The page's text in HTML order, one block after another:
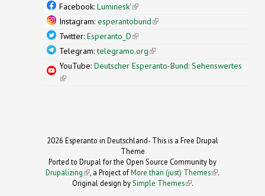
Facebook: Luminesk'(link is external)
Instagram: esperantobund(link is external)
Twitter: Esperanto_D(link is external)
Telegram:telegramo.org(link is external)
YouTube: Deutscher Esperanto-Bund: Sehenswertes
(link is external)
2026 Esperanto in Deutschland- This is a Free Drupal
Theme
Ported to Drupal for the Open Source Community by
Drupalizing(link is external)
, a Project ofMore than (just) Themes (link is
.
Original design by Simple Themes
(link is
.